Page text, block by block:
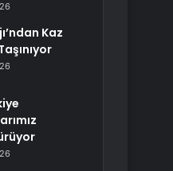
Kaz